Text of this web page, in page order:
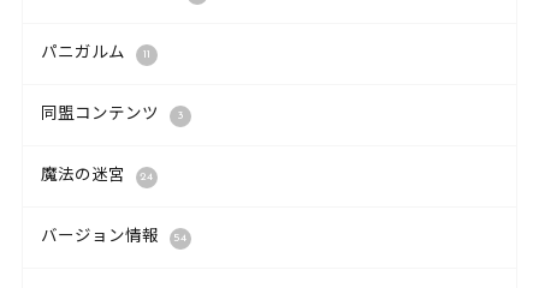
パニガルム 11
同盟コンテンツ 3
魔法の迷宮 24
バージョン情報 54